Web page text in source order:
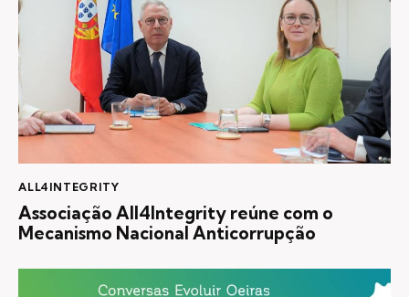
ALL4INTEGRITY
Associação All4Integrity reúne com o
Mecanismo Nacional Anticorrupção